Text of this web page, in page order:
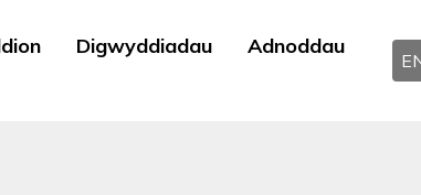
Digwyddiadau Adnoddau